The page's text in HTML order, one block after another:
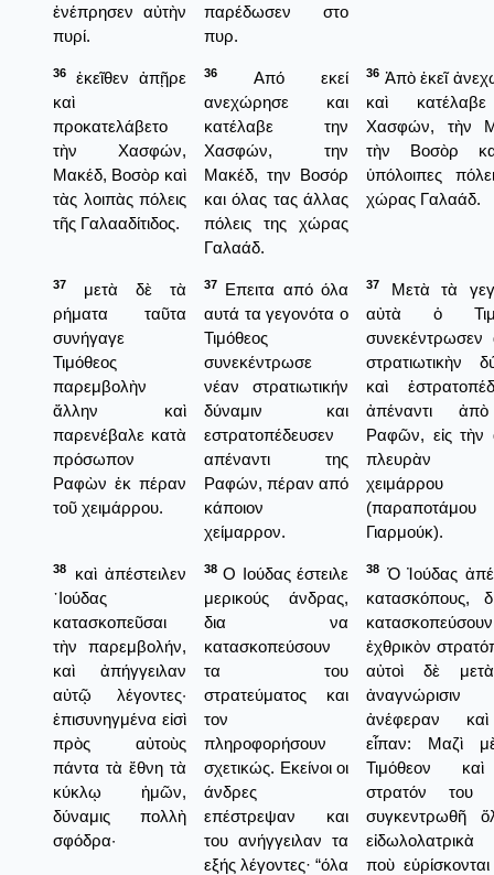
ἐνέπρησεν αὐτὴν
πυρί.
παρέδωσεν στο
πυρ.
36
ἐκεῖθεν ἀπῇρε
καὶ
προκατελάβετο
τὴν Χασφών,
Μακέδ, Βοσὸρ καὶ
τὰς λοιπὰς πόλεις
τῆς Γαλααδίτιδος.
36
Από εκεί
ανεχώρησε και
κατέλαβε την
Χασφών, την
Μακέδ, την Βοσόρ
και όλας τας άλλας
πόλεις της χώρας
Γαλαάδ.
36 Ἀπὸ ἐκεῖ
καὶ
Χασφών, τὴν
τὴν Βοσὸρ
ὑπόλοιπες
χώρας Γαλαάδ.
37
μετὰ δὲ τὰ
ρήματα ταῦτα
συνήγαγε
Τιμόθεος
παρεμβολὴν
ἄλλην καὶ
παρενέβαλε κατὰ
πρόσωπον
Ραφὼν ἐκ πέραν
τοῦ χειμάρρου.
37
Επειτα από όλα
αυτά τα γεγονότα ο
Τιμόθεος
συνεκέντρωσε
νέαν στρατιωτικήν
δύναμιν και
εστρατοπέδευσεν
απέναντι της
Ραφών, πέραν από
κάποιον
χείμαρρον.
37
Μετὰ τὰ
αὐτὰ ὁ
συνεκέντρωσεν
στρατιωτικὴν
καὶ
ἀπέναντι
Ραφῶν, εἰς τὴν
πλευρὰν
χειμάρρου
(παραποτάμου
Γιαρμούκ).
38
καὶ ἀπέστειλεν
᾿Ιούδας
κατασκοπεῦσαι
τὴν παρεμβολήν,
καὶ ἀπήγγειλαν
αὐτῷ λέγοντες·
ἐπισυνηγμένα εἰσὶ
πρὸς αὐτοὺς
πάντα τὰ ἔθνη τὰ
κύκλῳ ἡμῶν,
δύναμις πολλὴ
σφόδρα·
38 Ο Ιούδας έστειλε
μερικούς άνδρας,
δια να
κατασκοπεύσουν
τα του
στρατεύματος και
τον
πληροφορήσουν
σχετικώς. Εκείνοι οι
άνδρες
επέστρεψαν και
του ανήγγειλαν τα
εξής λέγοντες· “όλα
38 Ὀ Ἰούδας
κατασκόπους,
ἐχθρικὸν
αὐτοὶ δὲ
ἀνέφεραν
εἶπαν: Μαζὶ
Τιμόθεον
στρατόν του
συγκεντρωθῆ
ποὺ